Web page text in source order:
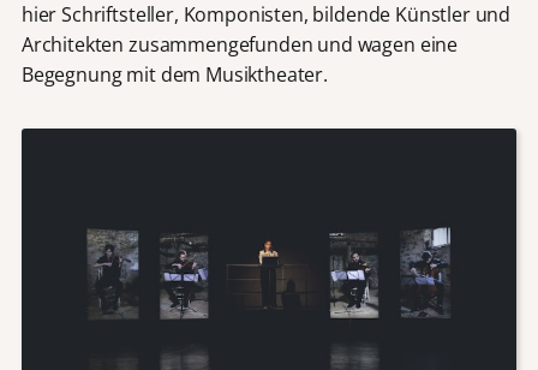
hier Schriftsteller, Komponisten, bildende Künstler und
Architekten zusammengefunden und wagen eine
Begegnung mit dem Musiktheater.